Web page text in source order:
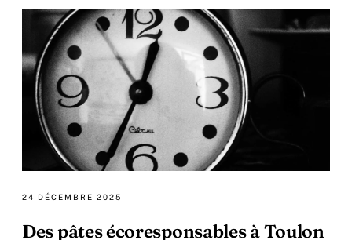
24 DÉCEMBRE 2025
Des pâtes écoresponsables à Toulon